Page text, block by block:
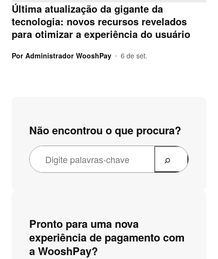
Última atualização da gigante da
tecnologia: novos recursos revelados
para otimizar a experiência do usuário
Por Administrador WooshPay • 6 de set.
Não encontrou o que procura?
Pronto para uma nova
experiência de pagamento com
a WooshPay?